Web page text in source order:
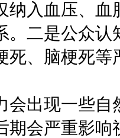
纳入血压、
。二是公众
死、脑梗死等
会出现一些
期会严重影